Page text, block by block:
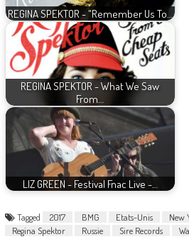
REGINA SPEKTOR - "Remember Us To…
REGINA SPEKTOR - What We Saw
From…
LIZ GREEN - Festival Fnac Live -…
Tagged 2017 BMG Etats-Unis New
Regina Spektor
Russie Sire Records